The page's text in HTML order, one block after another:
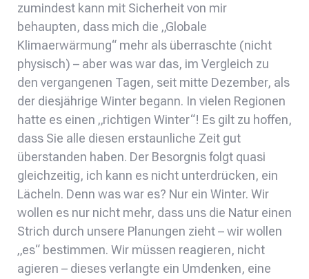
zumindest kann mit Sicherheit von mir
behaupten, dass mich die „Globale
Klimaerwärmung“ mehr als überraschte (nicht
physisch) – aber was war das, im Vergleich zu
den vergangenen Tagen, seit mitte Dezember, als
der diesjährige Winter begann. In vielen Regionen
hatte es einen „richtigen Winter“! Es gilt zu hoffen,
dass Sie alle diesen erstaunliche Zeit gut
überstanden haben. Der Besorgnis folgt quasi
gleichzeitig, ich kann es nicht unterdrücken, ein
Lächeln. Denn was war es? Nur ein Winter. Wir
wollen es nur nicht mehr, dass uns die Natur einen
Strich durch unsere Planungen zieht – wir wollen
„es“ bestimmen. Wir müssen reagieren, nicht
agieren – dieses verlangte ein Umdenken, eine